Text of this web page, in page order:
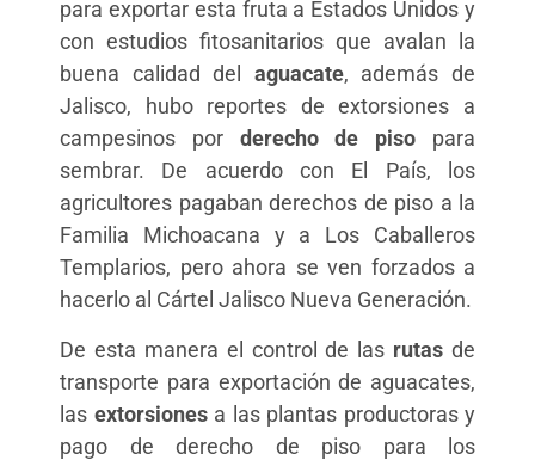
para exportar esta fruta a Estados Unidos y
con estudios fitosanitarios que avalan la
buena calidad del aguacate, además de
Jalisco, hubo reportes de extorsiones a
campesinos por derecho de piso para
sembrar. De acuerdo con El País, los
agricultores pagaban derechos de piso a la
Familia Michoacana y a Los Caballeros
Templarios, pero ahora se ven forzados a
hacerlo al Cártel Jalisco Nueva Generación.
De esta manera el control de las rutas de
transporte para exportación de aguacates,
las extorsiones a las plantas productoras y
pago de derecho de piso para los